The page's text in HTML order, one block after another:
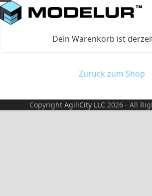
Skip
to
Open
mobile
Close
mobile
Dein Warenkorb ist
Zurück zum Shop
Copyright AgiliCity LLC2026 - All